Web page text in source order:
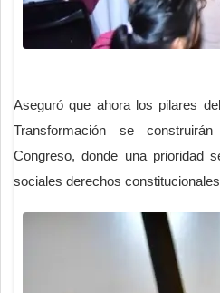
Aseguró que ahora los pilares
Transformación se
Congreso, donde una prioridad
sociales derechos